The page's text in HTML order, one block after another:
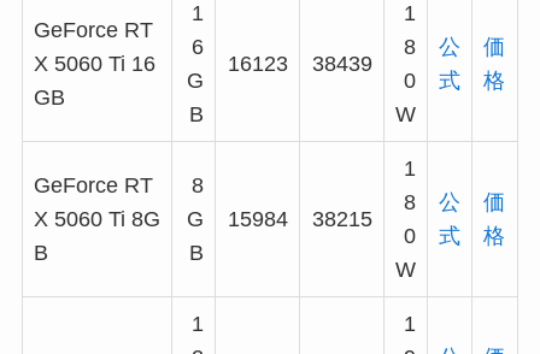
GeForce RT
X 5060 Ti 16
GB
1
6
G
B
16123 38439
1
8
0
W
公
式
価
格
GeForce RT
X 5060 Ti 8G
B
8
G
B
15984 38215
1
8
0
W
公
式
価
格
1
1